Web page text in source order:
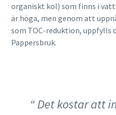
organiskt kol) som finns i
är höga, men genom att
som TOC-reduktion, uppfylls
Pappersbruk.
Det kostar att